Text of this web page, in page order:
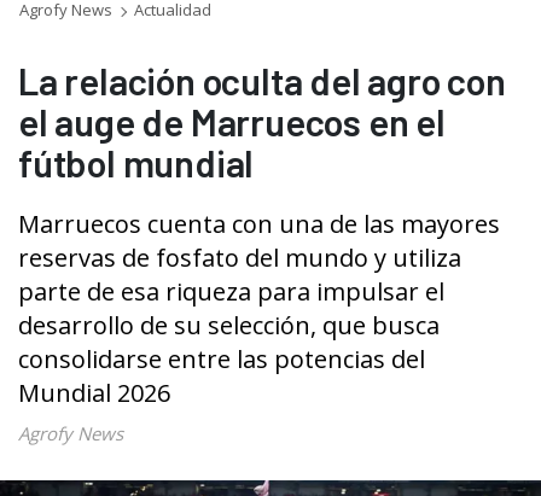
Agrofy News Actualidad
La relación oculta del agro con
el auge de Marruecos en el
fútbol mundial
Marruecos cuenta con una de las mayores
reservas de fosfato del mundo y utiliza
parte de esa riqueza para impulsar el
desarrollo de su selección, que busca
consolidarse entre las potencias del
Mundial 2026
Agrofy News